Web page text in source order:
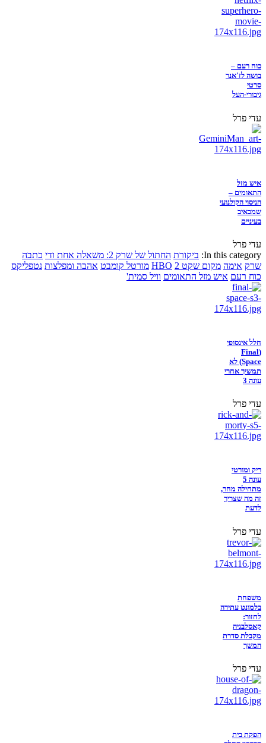
כוח רעם –
בושה לז'אנר
סרטי
גיבורי-העל
עדי פרל
איש מזל
התאומים –
הניסוי הקולנועי
שמכאיב
בעיניים
עדי פרל
In this category: ביקורת החתול של שרק 2: משאלה אחת ודי
כתבה
שרק אימה מקום שקט 2 HBO מורטל קומבט אהבה ומפלצות נטפליקס
כוח רעם איש מזל התאומים וויל סמית'
חלל אינסופי
(Final
Space) לא
תמשיך אחרי
עונה 3
עדי פרל
ריק ומורטי
עונה 5
מתחילה מחר,
זה מה שצריך
לדעת
עדי פרל
משפחת
בלמונט עתידה
לחזור:
קאסלבניה
מקבלת סדרת
המשך
עדי פרל
הפקת בית